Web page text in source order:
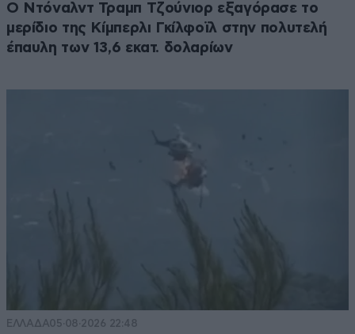
Ο Ντόναλντ Τραμπ Τζούνιορ εξαγόρασε το
μερίδιο της Κίμπερλι Γκίλφοϊλ στην πολυτελή
έπαυλη των 13,6 εκατ. δολαρίων
ΕΛΛΑΔΑ05·08·2026 22:48